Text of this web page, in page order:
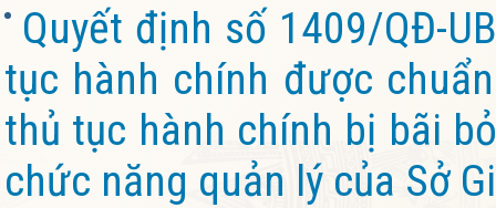
Quyết định số 1409/QĐ-
tục hành chính được
thủ tục hành chính bị bãi
chức năng quản lý của Sở